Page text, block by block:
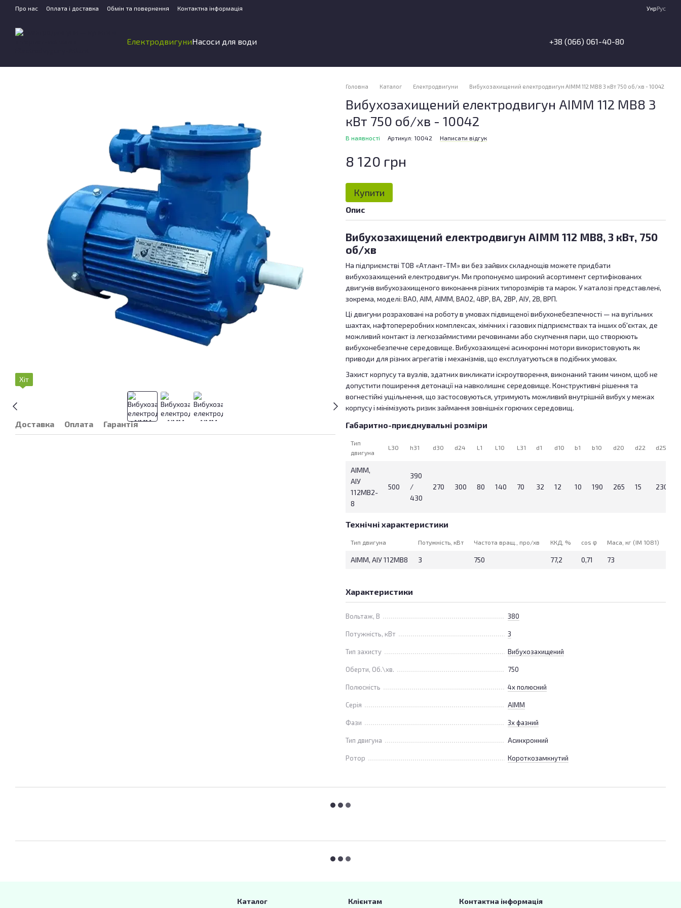
Перейти до основного контенту
Про нас Оплата і доставка Обмін та повернення Контактна інформація УкрРус
ЕлектродвигуниНасоси для води +38 (066) 061-40-80
Хіт
Доставка Оплата Гарантія
Головна Каталог Електродвигуни Вибухозахищений електродвигун АІММ 112 МВ8 3 кВт 750 об/хв - 10042
Вибухозахищений електродвигун АІММ 112 МВ8 3
кВт 750 об/хв - 10042
В наявності Артикул: 10042 Написати відгук
8 120 грн
Купити
Опис
Вибухозахищений електродвигун АІММ 112 МВ8, 3 кВт, 750
об/хв
На підприємстві ТОВ «Атлант-ТМ» ви без зайвих складнощів можете придбати
вибухозахищений електродвигун. Ми пропонуємо широкий асортимент сертифікованих
двигунів вибухозахищеного виконання різних типорозмірів та марок. У каталозі представлені,
зокрема, моделі: ВАО, АІМ, АІММ, ВАО2, 4ВР, ВА, 2ВР, АІУ, 2В, ВРП.
Ці двигуни розраховані на роботу в умовах підвищеної вибухонебезпечності — на вугільних
шахтах, нафтопереробних комплексах, хімічних і газових підприємствах та інших об'єктах, де
можливий контакт із легкозаймистими речовинами або скупчення пари, що створюють
вибухонебезпечне середовище. Вибухозахищені асинхронні мотори використовують як
приводи для різних агрегатів і механізмів, що експлуатуються в подібних умовах.
Захист корпусу та вузлів, здатних викликати іскроутворення, виконаний таким чином, щоб не
допустити поширення детонації на навколишнє середовище. Конструктивні рішення та
вогнестійкі ущільнення, що застосовуються, утримують можливий внутрішній вибух у межах
корпусу і мінімізують ризик займання зовнішніх горючих середовищ.
Габаритно-приєднувальні розміри
Тип
двигуна
L30 h31 d30 d24 L1 L10 L31 d1 d10 b1 b10 d20 d22 d25
АІММ,
АІУ
112МВ2-
8
500
390
/
430
270 300 80 140 70 32 12 10 190 265 15 230
Технічні характеристики
Тип двигуна Потужність, кВт Частота вращ., про/хв ККД, % cos φ Маса, кг (IM 1081)
АІММ, АІУ 112МВ8 3 750 77,2 0,71 73
Характеристики
Вольтаж, В 380
Потужність, кВт 3
Тип захисту Вибухозахищений
Оберти, Об.\хв. 750
Полюсність 4х полюсний
Серія АІММ
Фази 3х фазний
Тип двигуна Асинхронний
Ротор Короткозамкнутий
Каталог Клієнтам Контактна інформація